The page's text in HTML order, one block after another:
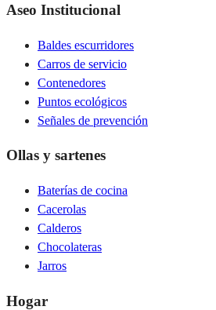
Aseo Institucional
Baldes escurridores
Carros de servicio
Contenedores
Puntos ecológicos
Señales de prevención
Ollas y sartenes
Baterías de cocina
Cacerolas
Calderos
Chocolateras
Jarros
Hogar